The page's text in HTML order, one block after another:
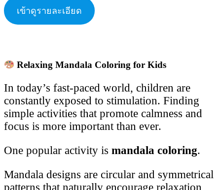
เข้าดูรายละเอียด
Relaxing Mandala Coloring for Kids
In today’s fast-paced world, children are
constantly exposed to stimulation. Finding
simple activities that promote calmness and
focus is more important than ever.
One popular activity is mandala coloring.
Mandala designs are circular and symmetrical
patterns that naturally encourage relaxation